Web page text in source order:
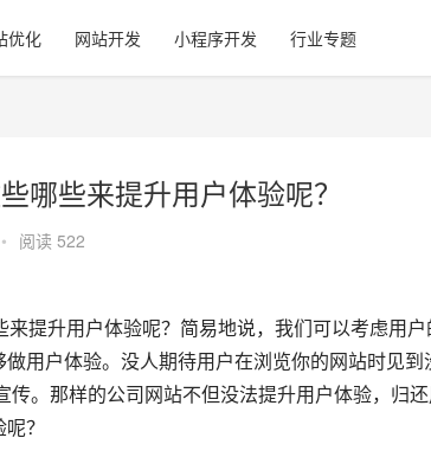
优化 网站开发 小程序开发 行业专题
哪些来提升用户体验呢？
• 阅读 522
来提升用户体验呢？简易地说，我们可以考虑用
用户体验。没人期待用户在浏览你的网站时见
传。那样的公司网站不但没法提升用户体验，归
？